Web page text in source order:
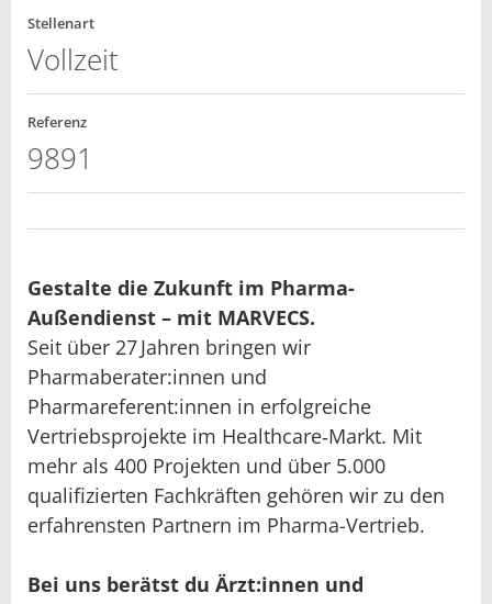
Stellenart
Vollzeit
Referenz
9891
Gestalte die Zukunft im Pharma-
Außendienst – mit MARVECS.
Seit über 27 Jahren bringen wir
Pharmaberater:innen und
Pharmareferent:innen in erfolgreiche
Vertriebsprojekte im Healthcare‑Markt. Mit
mehr als 400 Projekten und über 5.000
qualifizierten Fachkräften gehören wir zu den
erfahrensten Partnern im Pharma-Vertrieb.
Bei uns berätst du Ärzt:innen und